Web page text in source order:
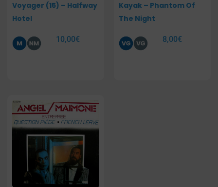
Voyager (15) – Halfway
Hotel
10,00€
Kayak – Phantom Of
The Night
8,00€